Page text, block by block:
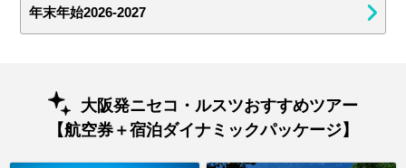
年末年始2026-2027
大阪発ニセコ・ルスツおすすめツアー
【航空券＋宿泊ダイナミックパッケージ】